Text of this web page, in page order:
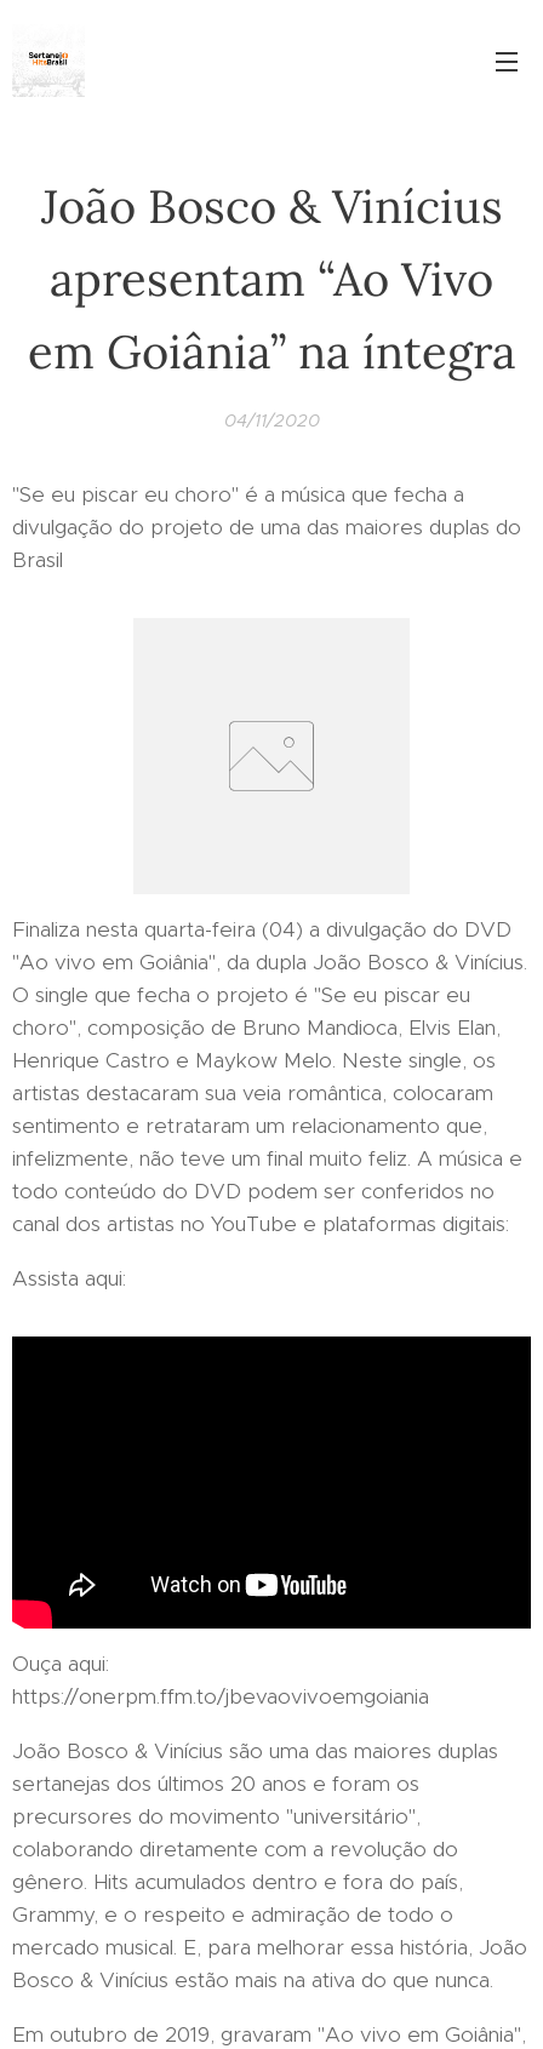
João Bosco & Vinícius
apresentam “Ao Vivo
em Goiânia” na íntegra
04/11/2020
"Se eu piscar eu choro" é a música que fecha a
divulgação do projeto de uma das maiores duplas do
Brasil
Finaliza nesta quarta-feira (04) a divulgação do DVD
"Ao vivo em Goiânia", da dupla João Bosco & Vinícius.
O single que fecha o projeto é "Se eu piscar eu
choro", composição de Bruno Mandioca, Elvis Elan,
Henrique Castro e Maykow Melo. Neste single, os
artistas destacaram sua veia romântica, colocaram
sentimento e retrataram um relacionamento que,
infelizmente, não teve um final muito feliz. A música e
todo conteúdo do DVD podem ser conferidos no
canal dos artistas no YouTube e plataformas digitais:
Assista aqui:
Ouça aqui:
https://onerpm.ffm.to/jbevaovivoemgoiania
João Bosco & Vinícius são uma das maiores duplas
sertanejas dos últimos 20 anos e foram os
precursores do movimento "universitário",
colaborando diretamente com a revolução do
gênero. Hits acumulados dentro e fora do país,
Grammy, e o respeito e admiração de todo o
mercado musical. E, para melhorar essa história, João
Bosco & Vinícius estão mais na ativa do que nunca.
Em outubro de 2019, gravaram "Ao vivo em Goiânia",